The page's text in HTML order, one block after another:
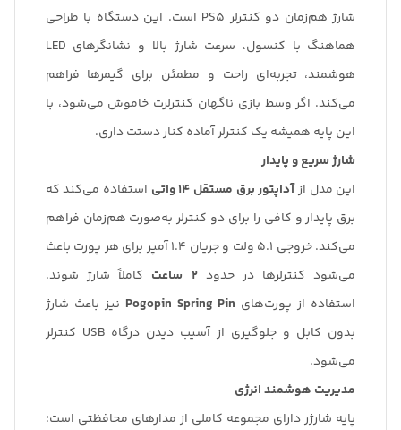
شارژ هم‌زمان دو کنترلر PS5 است. این دستگاه با طراحی
هماهنگ با کنسول، سرعت شارژ بالا و نشانگرهای LED
هوشمند، تجربه‌ای راحت و مطمئن برای گیمرها فراهم
می‌کند. اگر وسط بازی ناگهان کنترلرت خاموش می‌شود، با
این پایه همیشه یک کنترلر آماده کنار دستت داری.
شارژ سریع و پایدار
این مدل ازآداپتور برق مستقل 14 واتی
استفاده می‌کند که
برق پایدار و کافی را برای دو کنترلر به‌صورت هم‌زمان فراهم
می‌کند. خروجی 5.1 ولت و جریان 1.4 آمپر برای هر پورت باعث
می‌شود کنترلرها در حدود۲ ساعت
کاملاً شارژ شوند.
استفاده از پورت‌های Pogopin Spring Pin نیز باعث شارژ
بدون کابل و جلوگیری از آسیب دیدن درگاه USB کنترلر
می‌شود.
مدیریت هوشمند انرژی
پایه شارژر دارای مجموعه کاملی از مدارهای محافظتی است؛